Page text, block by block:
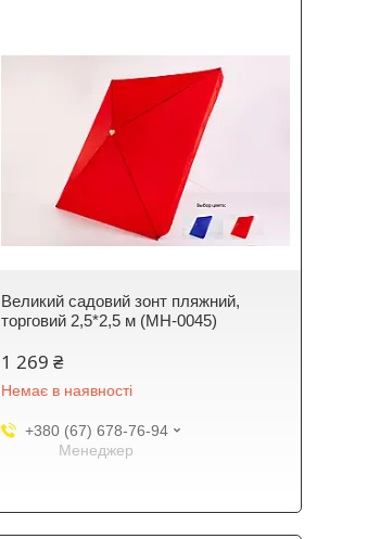
Великий садовий зонт пляжний,
торговий 2,5*2,5 м (MH-0045)
1 269 ₴
Немає в наявності
+380 (67) 678-76-94
Менеджер